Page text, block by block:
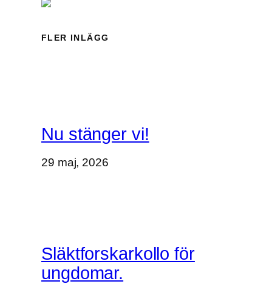
FLER INLÄGG
Nu stänger vi!
29 maj, 2026
Släktforskarkollo för
ungdomar.